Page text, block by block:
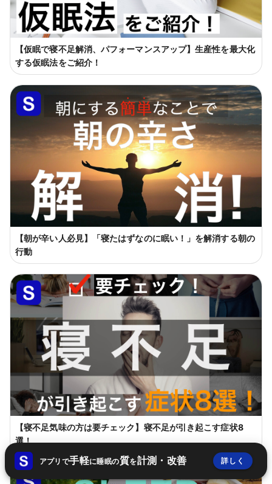
【仮眠で寝不足解消、パフォーマンスアップ】生産性を最大化
する仮眠法をご紹介！
【朝が辛い人必見】「寝たはずなのに眠い！」を解消する朝の
行動
【寝不足気味の方は要チェック】寝不足が引き起こす症状8
選！
アプリで手軽に睡眠の質を計測・改善 詳しく